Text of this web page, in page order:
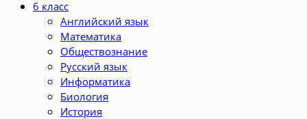
6 класс
Английский язык
Математика
Обществознание
Русский язык
Информатика
Биология
История